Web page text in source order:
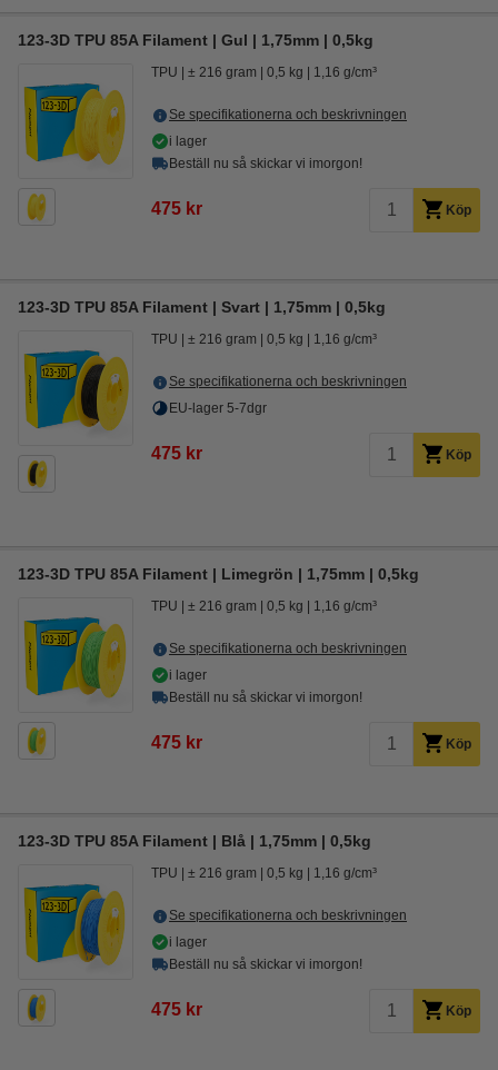
123-3D TPU 85A Filament | Gul | 1,75mm | 0,5kg
TPU ± 216 gram 0,5 kg 1,16 g/cm³
Se specifikationerna och beskrivningen
i lager
Beställ nu så skickar vi imorgon!
475 kr Köp
123-3D TPU 85A Filament | Svart | 1,75mm | 0,5kg
TPU ± 216 gram 0,5 kg 1,16 g/cm³
Se specifikationerna och beskrivningen
EU-lager 5-7dgr
475 kr Köp
123-3D TPU 85A Filament | Limegrön | 1,75mm | 0,5kg
TPU ± 216 gram 0,5 kg 1,16 g/cm³
Se specifikationerna och beskrivningen
i lager
Beställ nu så skickar vi imorgon!
475 kr Köp
123-3D TPU 85A Filament | Blå | 1,75mm | 0,5kg
TPU ± 216 gram 0,5 kg 1,16 g/cm³
Se specifikationerna och beskrivningen
i lager
Beställ nu så skickar vi imorgon!
475 kr Köp